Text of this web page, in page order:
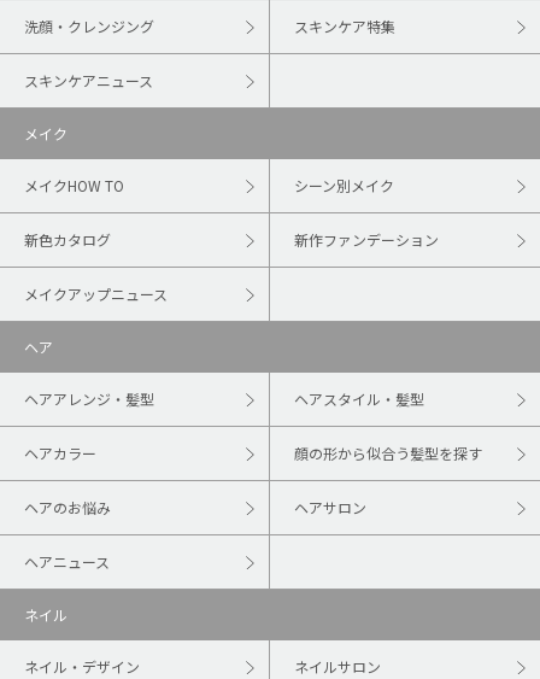
洗顔・クレンジング スキンケア特集
スキンケアニュース
メイク
メイクHOW TO シーン別メイク
新色カタログ 新作ファンデーション
メイクアップニュース
ヘア
ヘアアレンジ・髪型 ヘアスタイル・髪型
ヘアカラー 顔の形から似合う髪型を探す
ヘアのお悩み ヘアサロン
ヘアニュース
ネイル
ネイル・デザイン ネイルサロン